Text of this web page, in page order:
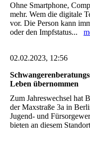
Ohne Smartphone,
mehr. Wem die digitale
vor. Die Person kann
oder den Impfstatus...
02.02.2023, 12:56
Leben übernommen
Zum Jahreswechsel hat
der Maxstraße 3a in
Jugend- und
bieten an diesem